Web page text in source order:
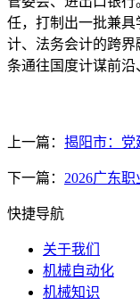
任，打制出一批兼
计、法务会计的跨
条通往国度计谋前沿
上一篇： 揭阳市：党
下一篇： 2026广东
快捷导航
关于我们
机械自动化
机械知识